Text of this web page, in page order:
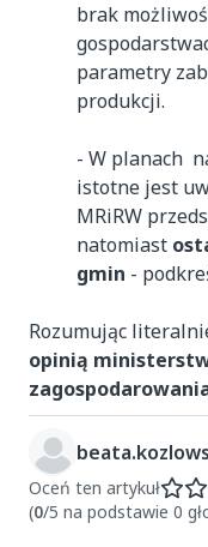
brak
parametry
produkcji.
- W planach
istotne jest
MRiRW
natomiast
gmin -
Rozumując
opinią
Oceń ten artykuł
(0/5 na podstawie 0